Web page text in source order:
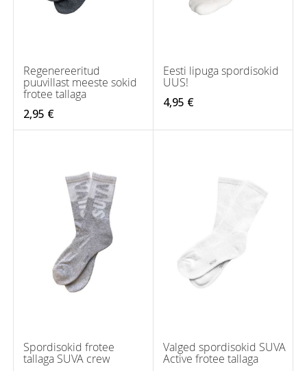
Regenereeritud
puuvillast meeste sokid
frotee tallaga
2,95 €
Eesti lipuga spordisokid
UUS!
4,95 €
Spordisokid frotee
tallaga SUVA crew
Valged spordisokid SUVA
Active frotee tallaga